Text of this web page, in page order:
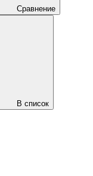
Сравнение
В список